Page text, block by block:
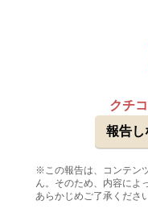
クチ
この報告は、コンテン
ん。そのため、内容によ
あらかじめご了承ください